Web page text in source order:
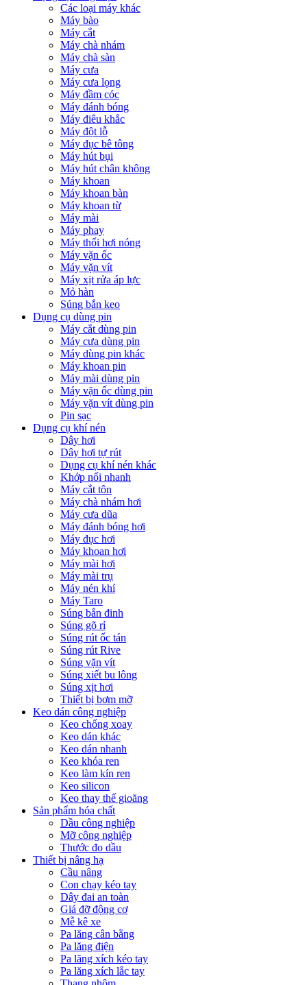
Các loại máy khác
Máy bào
Máy cắt
Máy chà nhám
Máy chà sàn
Máy cưa
Máy cưa lọng
Máy đầm cóc
Máy đánh bóng
Máy điêu khắc
Máy đột lỗ
Máy đục bê tông
Máy hút bụi
Máy hút chân không
Máy khoan
Máy khoan bàn
Máy khoan từ
Máy mài
Máy phay
Máy thổi hơi nóng
Máy vặn ốc
Máy vặn vít
Máy xịt rửa áp lực
Mỏ hàn
Súng bắn keo
Dụng cụ dùng pin
Máy cắt dùng pin
Máy cưa dùng pin
Máy dùng pin khác
Máy khoan pin
Máy mài dùng pin
Máy vặn ốc dùng pin
Máy vặn vít dùng pin
Pin sạc
Dụng cụ khí nén
Dây hơi
Dây hơi tự rút
Dụng cụ khí nén khác
Khớp nối nhanh
Máy cắt tôn
Máy chà nhám hơi
Máy cưa dũa
Máy đánh bóng hơi
Máy đục hơi
Máy khoan hơi
Máy mài hơi
Máy mài trụ
Máy nén khí
Máy Taro
Súng bắn đinh
Súng gõ rỉ
Súng rút ốc tán
Súng rút Rive
Súng vặn vít
Súng xiết bu lông
Súng xịt hơi
Thiết bị bơm mỡ
Keo dán công nghiệp
Keo chống xoay
Keo dán khác
Keo dán nhanh
Keo khóa ren
Keo làm kín ren
Keo silicon
Keo thay thế gioăng
Sản phẩm hóa chất
Dầu công nghiệp
Mỡ công nghiệp
Thước đo dầu
Thiết bị nâng hạ
Cầu nâng
Con chạy kéo tay
Dây đai an toàn
Giá đỡ động cơ
Mễ kê xe
Pa lăng cân bằng
Pa lăng điện
Pa lăng xích kéo tay
Pa lăng xích lắc tay